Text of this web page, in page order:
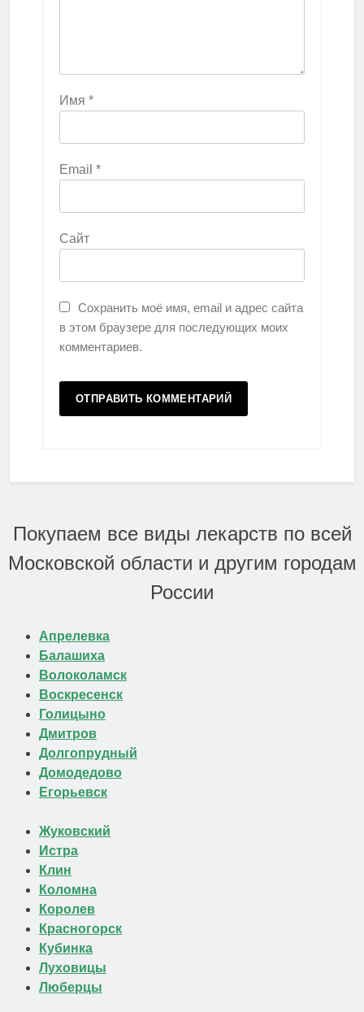
Имя *
Email *
Сайт
Сохранить моё имя, email и адрес сайта
в этом браузере для последующих моих
комментариев.
Покупаем все виды лекарств по всей
Московской области и другим городам
России
Апрелевка
Балашиха
Волоколамск
Воскресенск
Голицыно
Дмитров
Долгопрудный
Домодедово
Егорьевск
Жуковский
Истра
Клин
Коломна
Королев
Красногорск
Кубинка
Луховицы
Люберцы